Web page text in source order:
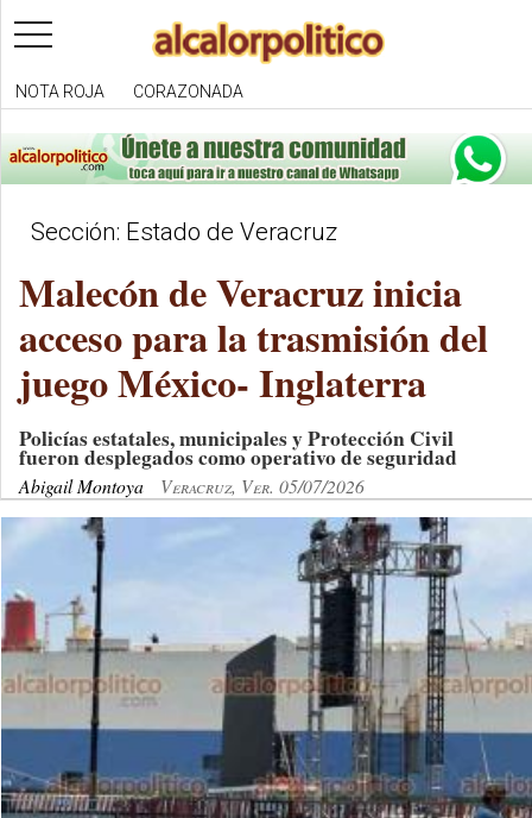
toggle
navigation
NOTA ROJA CORAZONADA
Sección: Estado de Veracruz
Malecón de Veracruz inicia
acceso para la trasmisión del
juego México- Inglaterra
Policías estatales, municipales y Protección Civil
fueron desplegados como operativo de seguridad
Abigail Montoya Veracruz, Ver. 05/07/2026